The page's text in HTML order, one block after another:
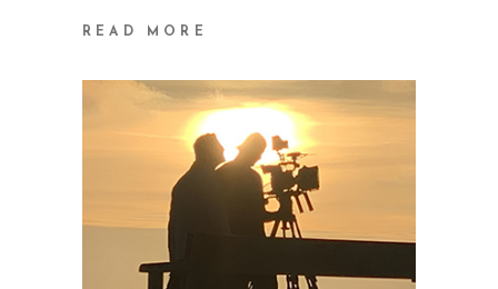
READ MORE